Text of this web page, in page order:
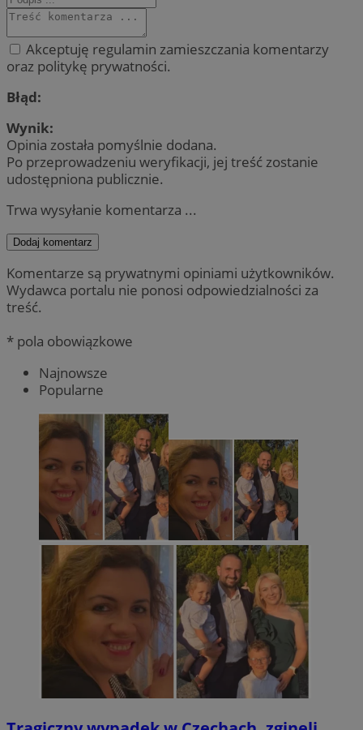
Akceptuję regulamin zamieszczania komentarzy
oraz politykę prywatności.
Błąd:
Wynik:
Opinia została pomyślnie dodana.
Po przeprowadzeniu weryfikacji, jej treść zostanie
udostępniona publicznie.
Trwa wysyłanie komentarza ...
Dodaj komentarz
Komentarze są prywatnymi opiniami użytkowników.
Wydawca portalu nie ponosi odpowiedzialności za
treść.
* pola obowiązkowe
Najnowsze
Popularne